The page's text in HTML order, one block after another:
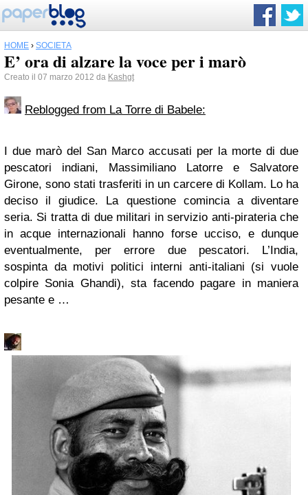
HOME › SOCIETÀ
E’ ora di alzare la voce per i marò
Creato il 07 marzo 2012 da Kashgt
Reblogged from La Torre di Babele:
I due marò del San Marco accusati per la morte di due
pescatori indiani, Massimiliano Latorre e Salvatore
Girone, sono stati trasferiti in un carcere di Kollam. Lo ha
deciso il giudice. La questione comincia a diventare
seria. Si tratta di due militari in servizio anti-pirateria che
in acque internazionali hanno forse ucciso, e dunque
eventualmente, per errore due pescatori. L’India,
sospinta da motivi politici interni anti-italiani (si vuole
colpire Sonia Ghandi), sta facendo pagare in maniera
pesante e …